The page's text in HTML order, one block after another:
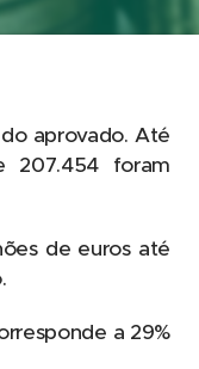
aprovado. Até
207.454 foram
de euros até
a 29%